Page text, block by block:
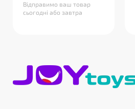
Відправимо ваш товар
сьогодні або завтра